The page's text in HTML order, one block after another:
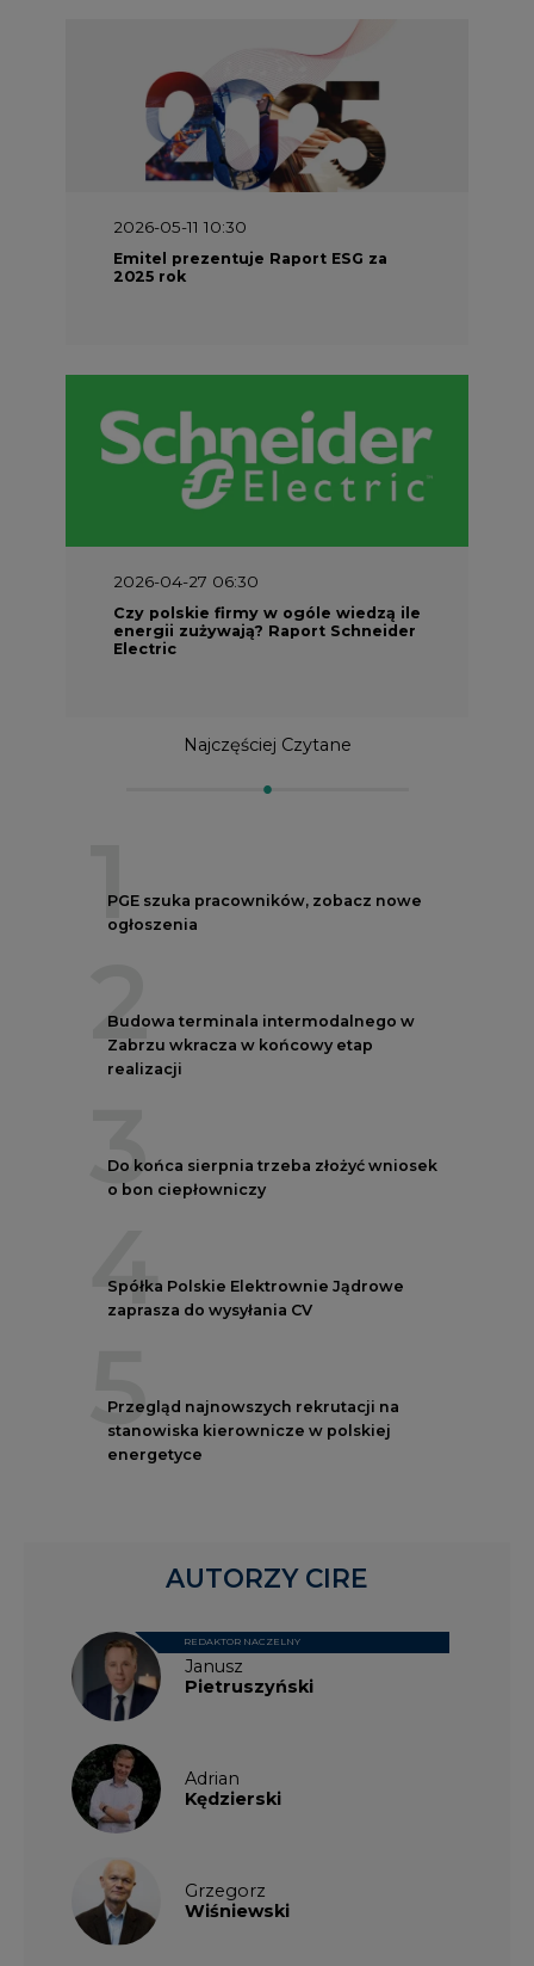
2026-05-11 10:30
Emitel prezentuje Raport ESG za
2025 rok
2026-04-27 06:30
Czy polskie firmy w ogóle wiedzą ile
energii zużywają? Raport Schneider
Electric
Najczęściej Czytane
1
PGE szuka pracowników, zobacz nowe
ogłoszenia
2
Budowa terminala intermodalnego w
Zabrzu wkracza w końcowy etap
realizacji
3
Do końca sierpnia trzeba złożyć wniosek
o bon ciepłowniczy
4
Spółka Polskie Elektrownie Jądrowe
zaprasza do wysyłania CV
5
Przegląd najnowszych rekrutacji na
stanowiska kierownicze w polskiej
energetyce
Janusz
Pietruszyński
REDAKTOR NACZELNY
Adrian
Kędzierski
Grzegorz
Wiśniewski
AUTORZY CIRE